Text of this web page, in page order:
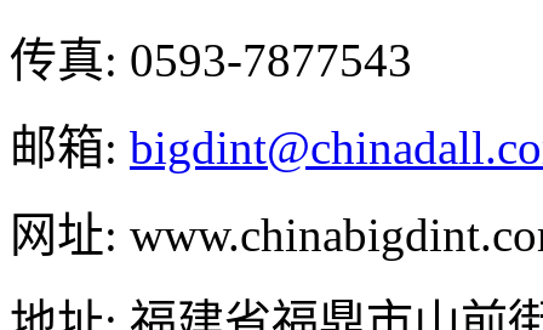
传真: 0593-7877543
邮箱:
网址: